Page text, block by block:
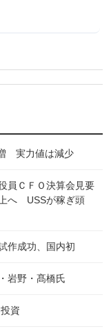
実力値は減少
員ＣＦＯ決算会見要
へ USSが稼ぎ頭
作成功、国内初
岩野・髙橋氏
資